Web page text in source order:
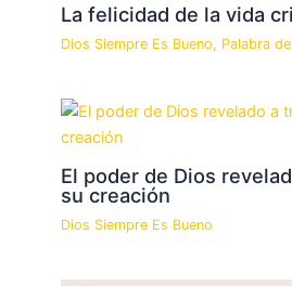
La felicidad de la vida
Dios Siempre Es Bueno, Palabra
El poder de Dios
su creación
Dios Siempre Es Bueno